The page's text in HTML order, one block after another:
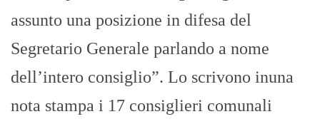
assunto una posizione in difesa del
Segretario Generale parlando a nome
dell’intero consiglio”. Lo scrivono inuna
nota stampa i 17 consiglieri comunali